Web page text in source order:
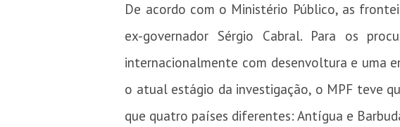
De acordo com o Ministério Público, as
ex-governador Sérgio Cabral. Para os
internacionalmente com desenvoltura e uma
o atual estágio da investigação, o MPF teve
que quatro países diferentes: Antígua e